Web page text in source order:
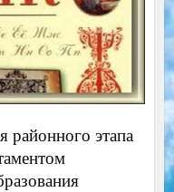
районного этапа